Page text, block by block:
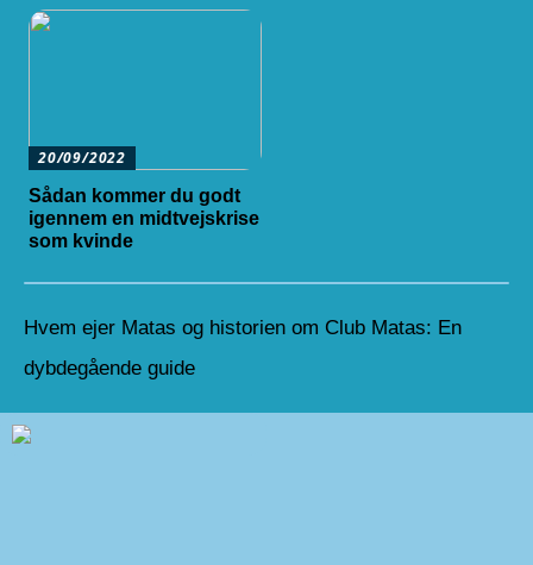
20/09/2022
Sådan kommer du godt
igennem en midtvejskrise
som kvinde
Hvem ejer Matas og historien om Club Matas: En
dybdegående guide